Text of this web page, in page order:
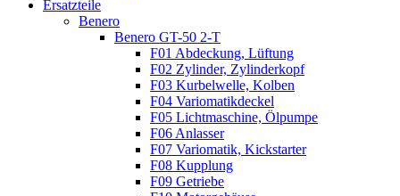
Ersatzteile
Benero
Benero GT-50 2-T
F01 Abdeckung, Lüftung
F02 Zylinder, Zylinderkopf
F03 Kurbelwelle, Kolben
F04 Variomatikdeckel
F05 Lichtmaschine, Ölpumpe
F06 Anlasser
F07 Variomatik, Kickstarter
F08 Kupplung
F09 Getriebe